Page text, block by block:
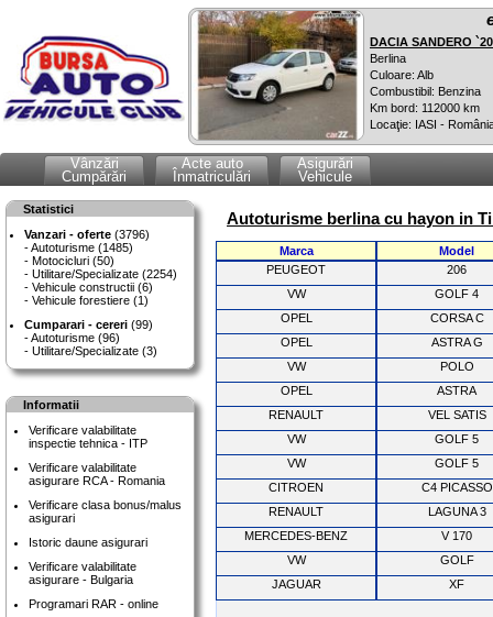
DACIA SANDERO
Berlina
Culoare: Alb
Combustibil: Benzina
Km bord: 112000 km
Locaţie: IASI -
Vânzări
Cumpărări
Acte auto
Înmatriculări
Asigurări
Vehicule
Statistici
Vanzari - oferte (3796)
Autoturisme (1485)
Motocicluri (50)
Utilitare/Specializate (2254)
Vehicule constructii (6)
Vehicule forestiere (1)
Cumparari - cereri (99)
Autoturisme (96)
Utilitare/Specializate (3)
Informatii
Verificare valabilitate
inspectie tehnica - ITP
Verificare valabilitate
asigurare RCA - Romania
Verificare clasa bonus/malus
asigurari
Istoric daune asigurari
Verificare valabilitate
asigurare - Bulgaria
Programari RAR - online
Autoturisme berlina cu hayon in
Marca
Model
PEUGEOT
206
VW
GOLF 4
OPEL
CORSA C
OPEL
ASTRA G
VW
POLO
OPEL
ASTRA
RENAULT
VEL SATIS
VW
GOLF 5
VW
GOLF 5
CITROEN
C4 PICASSO
RENAULT
LAGUNA 3
MERCEDES-BENZ
V 170
VW
GOLF
JAGUAR
XF